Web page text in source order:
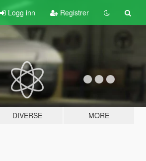
Logg inn Registrer
DIVERSE MORE